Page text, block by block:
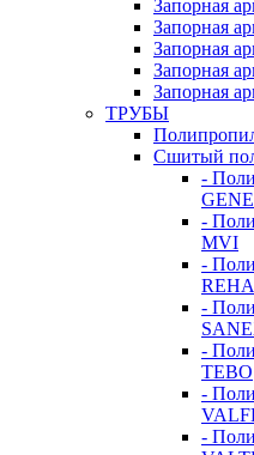
Запорная
Запорная
Запорная
Запорная
Запорная
ТРУБЫ
Сшитый
-
-
MVI
-
-
-
TEBO
-
-